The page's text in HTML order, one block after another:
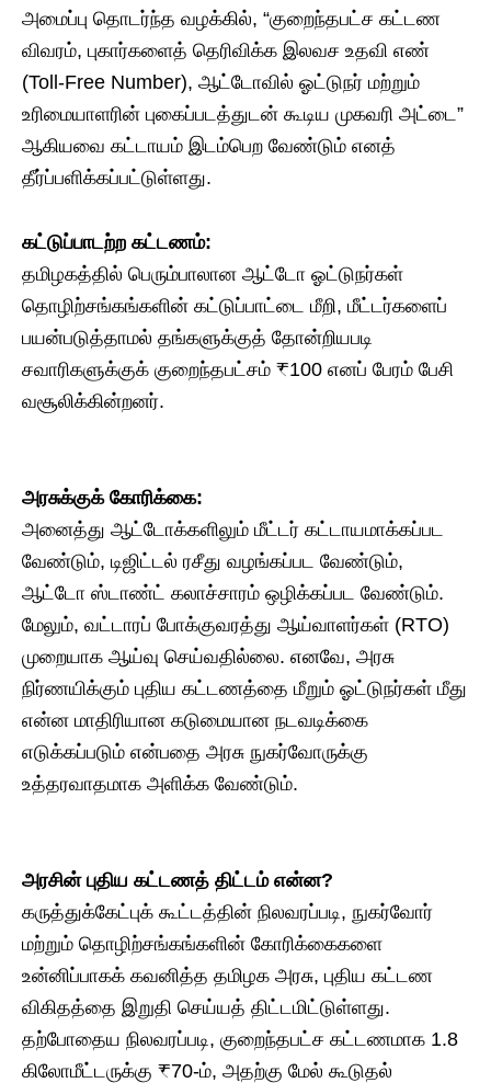
அமைப்பு தொடர்ந்த வழக்கில், “குறைந்தபட்ச கட்டண
விவரம், புகார்களைத் தெரிவிக்க இலவச உதவி எண்
(Toll-Free Number), ஆட்டோவில் ஓட்டுநர் மற்றும்
உரிமையாளரின் புகைப்படத்துடன் கூடிய முகவரி அட்டை”
ஆகியவை கட்டாயம் இடம்பெற வேண்டும் எனத்
தீர்ப்பளிக்கப்பட்டுள்ளது.
கட்டுப்பாடற்ற கட்டணம்:
தமிழகத்தில் பெரும்பாலான ஆட்டோ ஓட்டுநர்கள்
தொழிற்சங்கங்களின் கட்டுப்பாட்டை மீறி, மீட்டர்களைப்
பயன்படுத்தாமல் தங்களுக்குத் தோன்றியபடி
சவாரிகளுக்குக் குறைந்தபட்சம் ₹100 எனப் பேரம் பேசி
வசூலிக்கின்றனர்.
அரசுக்குக் கோரிக்கை:
அனைத்து ஆட்டோக்களிலும் மீட்டர் கட்டாயமாக்கப்பட
வேண்டும், டிஜிட்டல் ரசீது வழங்கப்பட வேண்டும்,
ஆட்டோ ஸ்டாண்ட் கலாச்சாரம் ஒழிக்கப்பட வேண்டும்.
மேலும், வட்டாரப் போக்குவரத்து ஆய்வாளர்கள் (RTO)
முறையாக ஆய்வு செய்வதில்லை. எனவே, அரசு
நிர்ணயிக்கும் புதிய கட்டணத்தை மீறும் ஓட்டுநர்கள் மீது
என்ன மாதிரியான கடுமையான நடவடிக்கை
எடுக்கப்படும் என்பதை அரசு நுகர்வோருக்கு
உத்தரவாதமாக அளிக்க வேண்டும்.
அரசின் புதிய கட்டணத் திட்டம் என்ன?
​கருத்துக்கேட்புக் கூட்டத்தின் நிலவரப்படி, நுகர்வோர்
மற்றும் தொழிற்சங்கங்களின் கோரிக்கைகளை
உன்னிப்பாகக் கவனித்த தமிழக அரசு, புதிய கட்டண
விகிதத்தை இறுதி செய்யத் திட்டமிட்டுள்ளது.
தற்போதைய நிலவரப்படி, குறைந்தபட்ச கட்டணமாக 1.8
கிலோமீட்டருக்கு ₹70-ம், அதற்கு மேல் கூடுதல்